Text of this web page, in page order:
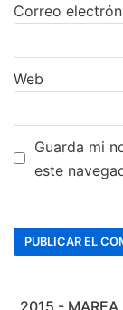
Correo
Web
Guarda mi
este
2015 - MAREA